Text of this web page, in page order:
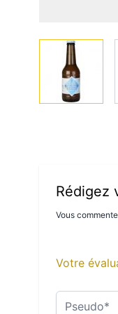
View
Rédigez
Vous
Votre
Pseudo